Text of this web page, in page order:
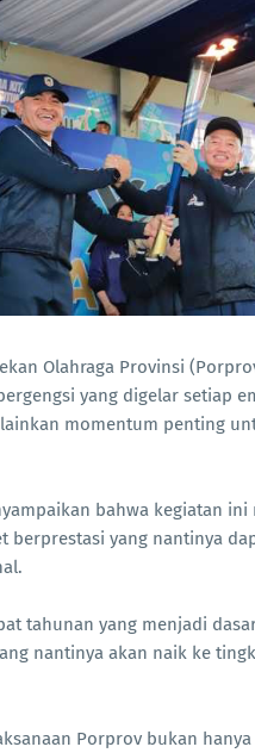
Olahraga Provinsi
yang digelar setiap
momentum penting
bahwa kegiatan
yang nantinya
tahunan yang menjadi
nantinya akan naik ke
Porprov bukan